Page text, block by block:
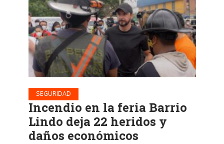
SEGURIDAD
Incendio en la feria Barrio
Lindo deja 22 heridos y
daños económicos